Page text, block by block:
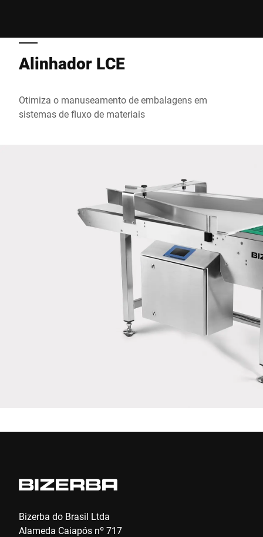
CEP *
Cidade *
Sua mensagem para nós *
Confirmo que concordo com o uso dos meus dados para
processar essa solicitação Informações adicionais podem ser
Declaração de proteção de dados
Alinhador LCE
Otimiza o manuseamento de embalagens em
sistemas de fluxo de materiais
Bizerba do Brasil Ltda
Alameda Caiapós nº 717